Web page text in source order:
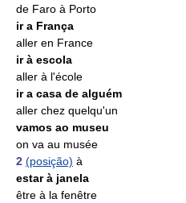
de Faro à Porto
ir a França
aller en France
ir à escola
aller à l'école
ir a casa de alguém
aller chez quelqu'un
vamos ao museu
on va au musée
2 (posição) à
estar à janela
être à la fenêtre